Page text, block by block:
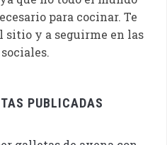
para cocinar. Te
sitio y a seguirme en las
PUBLICADAS